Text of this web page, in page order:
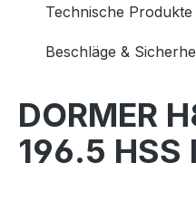
Technische Produkte
Beschläge &
DORMER
196.5